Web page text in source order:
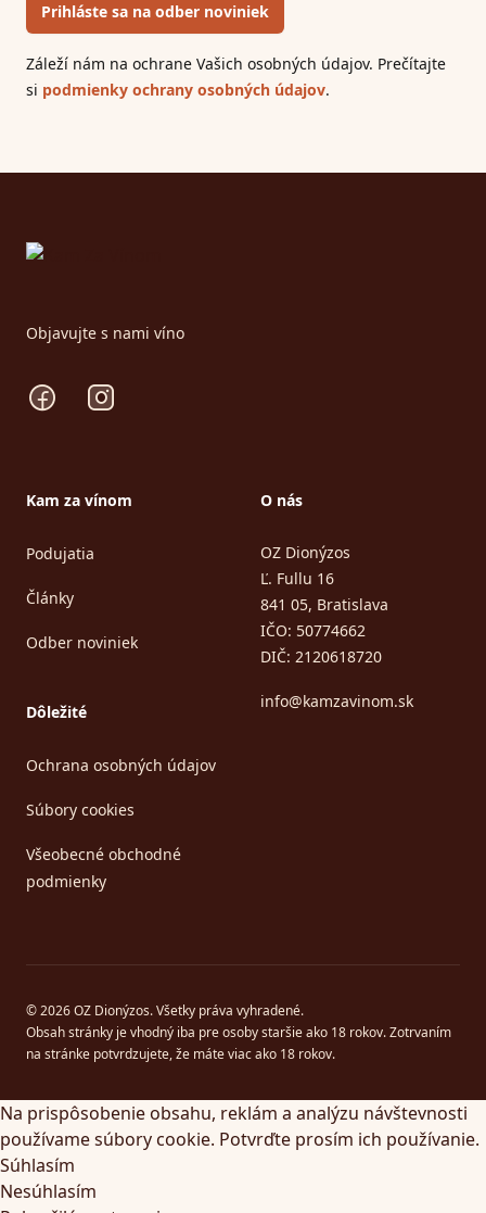
Prihláste sa na odber noviniek
Záleží nám na ochrane Vašich osobných údajov. Prečítajte
si podmienky ochrany osobných údajov.
Objavujte s nami víno
FacebookInstagram
Kam za vínom
Podujatia
Články
Odber noviniek
Dôležité
Ochrana osobných údajov
Súbory cookies
Všeobecné obchodné
podmienky
O nás
OZ Dionýzos
Ľ. Fullu 16
841 05, Bratislava
IČO: 50774662
DIČ: 2120618720
info@kamzavinom.sk
© 2026 OZ Dionýzos. Všetky práva vyhradené.
Obsah stránky je vhodný iba pre osoby staršie ako 18 rokov. Zotrvaním
na stránke potvrdzujete, že máte viac ako 18 rokov.
Na prispôsobenie obsahu, reklám a analýzu návštevnosti
používame súbory cookie. Potvrďte prosím ich používanie.
Súhlasím
Nesúhlasím